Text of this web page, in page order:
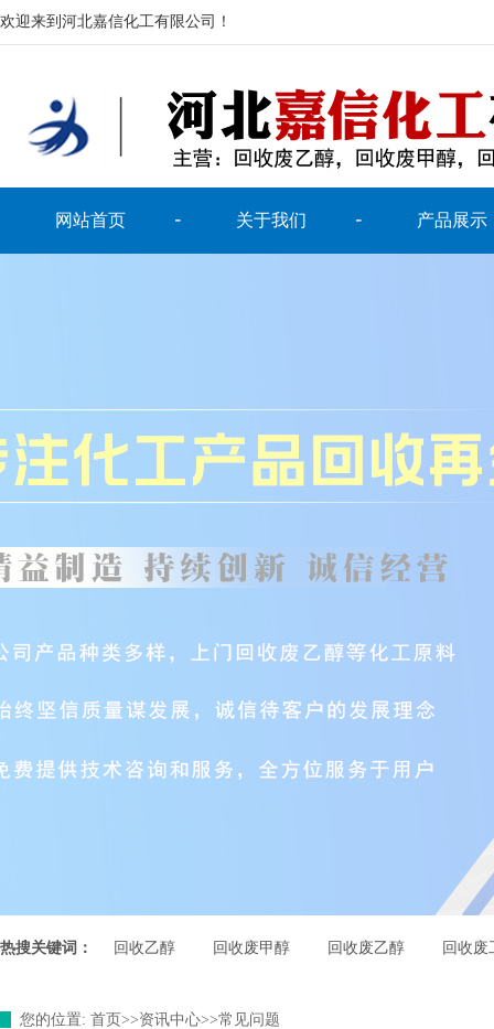
欢迎来到河北嘉信化工有限公司！
网站首页 关于我们 产品展示
热搜关键词： 回收乙醇 回收废甲醇 回收废乙醇 回收废
您的位置: 首页 >>资讯中心>>常见问题